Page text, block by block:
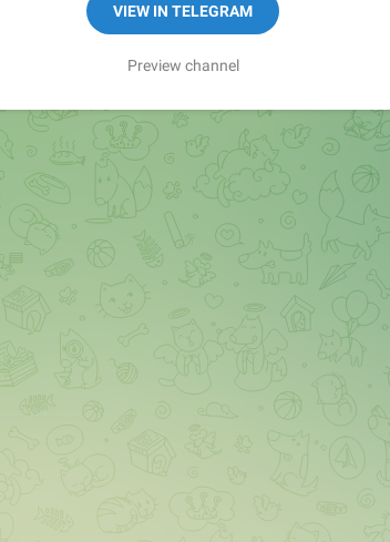
VIEW IN TELEGRAM
Preview channel